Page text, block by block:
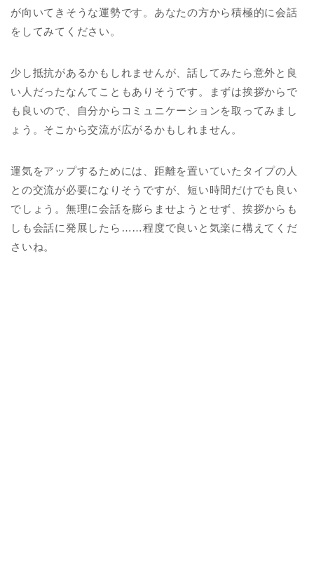
が向いてきそうな運勢です。あなたの方から積極的に会話
をしてみてください。
少し抵抗があるかもしれませんが、話してみたら意外と良
い人だったなんてこともありそうです。まずは挨拶からで
も良いので、自分からコミュニケーションを取ってみまし
ょう。そこから交流が広がるかもしれません。
運気をアップするためには、距離を置いていたタイプの人
との交流が必要になりそうですが、短い時間だけでも良い
でしょう。無理に会話を膨らませようとせず、挨拶からも
しも会話に発展したら……程度で良いと気楽に構えてくだ
さいね。